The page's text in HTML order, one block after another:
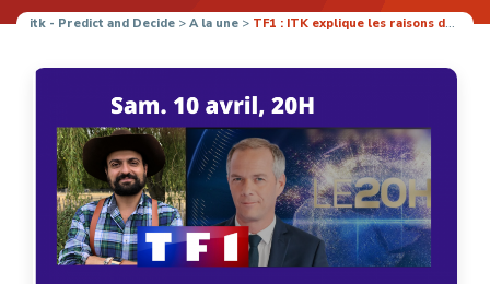
itk - Predict and Decide > A la une > TF1 : ITK explique les raisons des pertes de récoltes agricoles liées au gel au journal de 20h du samedi 10 avril